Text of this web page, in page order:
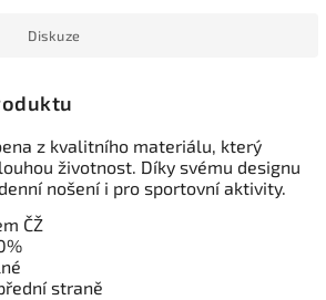
Diskuze
z kvalitního materiálu, který
životnost. Díky svému designu
nošení i pro sportovní aktivity.
ČŽ
straně